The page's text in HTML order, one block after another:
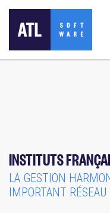
INSTITUTS
LA GESTION
IMPORTANT